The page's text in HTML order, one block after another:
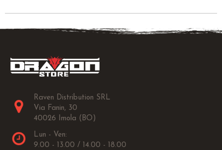
Raven Distribution SRL
Via Fanin, 30
40026 Imola (BO)
Lun - Ven:
9.00 - 13.00 / 14.00 - 18.00